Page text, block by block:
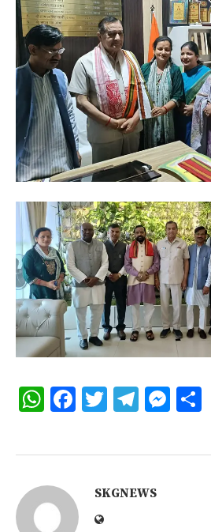
WhatsApp
Facebook
Twitter
SKGNEWS